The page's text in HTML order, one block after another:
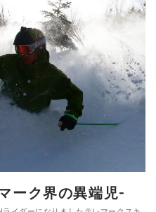
ーク界の異端児-